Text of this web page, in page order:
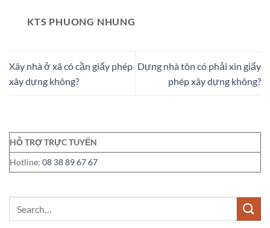
KTS PHUONG NHUNG
Xây nhà ở xã có cần giấy phép
xây dựng không?
Dựng nhà tôn có phải xin giấy
phép xây dựng không?
HỖ TRỢ TRỰC TUYẾN
Hotline: 08 38 89 67 67